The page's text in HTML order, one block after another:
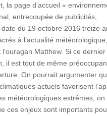
la page d’accueil «
entrecoupée de publicités,
du 19 octobre 2016 treize
à l’actualité météorologique,
Matthew. Si ce
il est tout de même
On pourrait argumenter
actuels favorisent
météorologiques extrêmes, on
ces enjeux sont importants